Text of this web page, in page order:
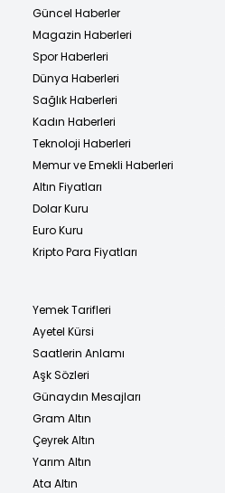
Güncel Haberler
Magazin Haberleri
Spor Haberleri
Dünya Haberleri
Sağlık Haberleri
Kadın Haberleri
Teknoloji Haberleri
Memur ve Emekli Haberleri
Altın Fiyatları
Dolar Kuru
Euro Kuru
Kripto Para Fiyatları
Yemek Tarifleri
Ayetel Kürsi
Saatlerin Anlamı
Aşk Sözleri
Günaydın Mesajları
Gram Altın
Çeyrek Altın
Yarım Altın
Ata Altın